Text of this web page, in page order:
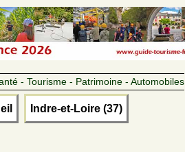
- Tourisme - Patrimoine - Automobiles
Indre-et-Loire (37)